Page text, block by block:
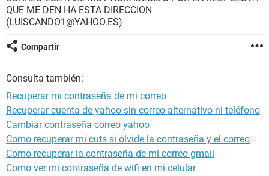
QUE ME DEN HA ESTA DIRECCION
(LUISCANDO1@YAHOO.ES)
Compartir
Consulta también:
Recuperar mi contraseña de mi correo
Recuperar cuenta de yahoo sin correo alternativo ni teléfono
Cambiar contraseña correo yahoo
Como recuperar mi cuts si olvide la contraseña y el correo
Como recuperar la contraseña de mi correo gmail
Como ver mi contraseña de wifi en mi celular